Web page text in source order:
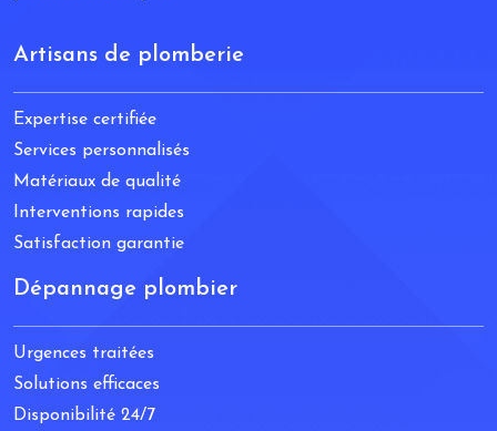
Artisans de plomberie
Expertise certifiée
Services personnalisés
Matériaux de qualité
Interventions rapides
Satisfaction garantie
Dépannage plombier
Urgences traitées
Solutions efficaces
Disponibilité 24/7